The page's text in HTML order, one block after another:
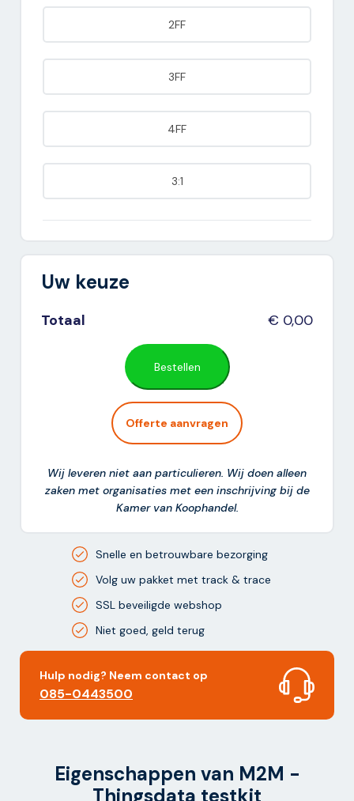
2FF
3FF
4FF
3:1
Uw keuze
Totaal € 0,00
Bestellen
Offerte aanvragen
Wij leveren niet aan particulieren. Wij doen alleen
zaken met organisaties met een inschrijving bij de
Kamer van Koophandel.
Snelle en betrouwbare bezorging
Volg uw pakket met track & trace
SSL beveiligde webshop
Niet goed, geld terug
Hulp nodig? Neem contact op
085-0443500
Eigenschappen van M2M -